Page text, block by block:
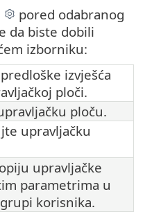
pored odabranog
da biste dobili
izborniku:
izvješća
ploči.
ploču.
upravljačku
upravljačke
parametrima u
korisnika.